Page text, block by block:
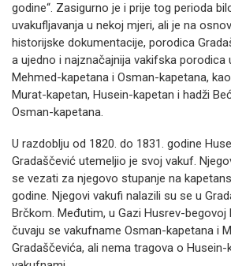
godine“. Zasigurno je i prije tog perioda
uvakufljavanja u nekoj mjeri, ali je na
historijske dokumentacije, porodica
a ujedno i najznačajnija vakifska porodica
Mehmed-kapetana i Osman-kapetana,
Murat-kapetan, Husein-kapetan i hadži
Osman-kapetana.
U razdoblju od 1820. do 1831. godine
Gradaščević utemeljio je svoj vakuf.
se vezati za njegovo stupanje na
godine. Njegovi vakufi nalazili su se u
Brčkom. Međutim, u Gazi Husrev-begovoj
čuvaju se vakufname Osman-kapetana i
Gradaščevića, ali nema tragova o Husein-